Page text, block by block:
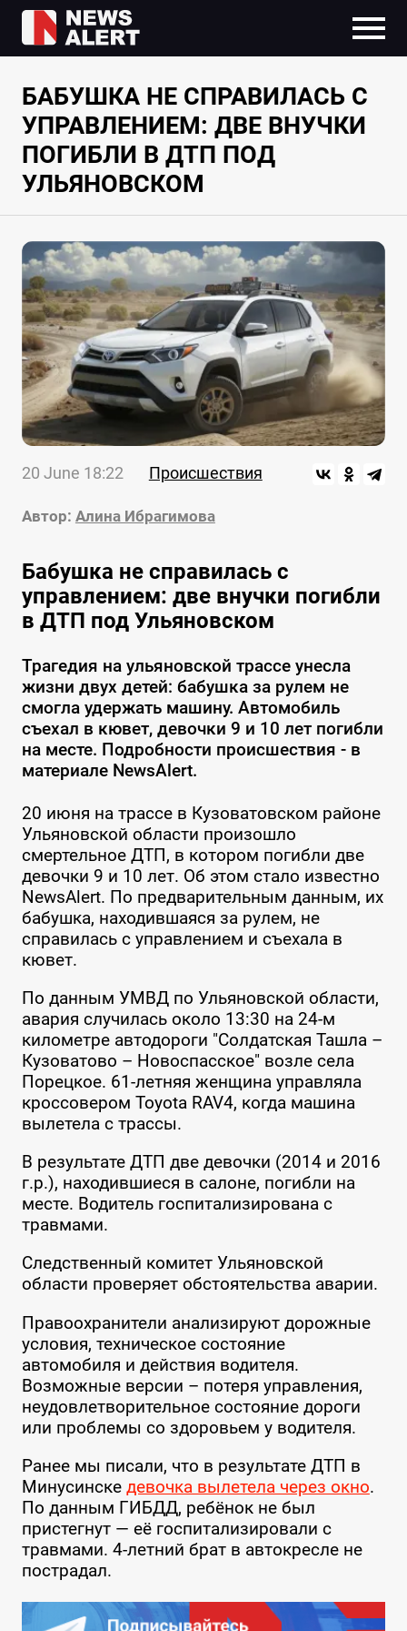
БАБУШКА НЕ СПРАВИЛАСЬ С
УПРАВЛЕНИЕМ: ДВЕ ВНУЧКИ
ПОГИБЛИ В ДТП ПОД
УЛЬЯНОВСКОМ
20 June 18:22 Происшествия
Автор: Алина Ибрагимова
Бабушка не справилась с
управлением: две внучки погибли
в ДТП под Ульяновском
Трагедия на ульяновской трассе унесла
жизни двух детей: бабушка за рулем не
смогла удержать машину. Автомобиль
съехал в кювет, девочки 9 и 10 лет погибли
на месте. Подробности происшествия - в
материале NewsAlert.
20 июня на трассе в Кузоватовском районе
Ульяновской области произошло
смертельное ДТП, в котором погибли две
девочки 9 и 10 лет. Об этом стало известно
NewsAlert. По предварительным данным, их
бабушка, находившаяся за рулем, не
справилась с управлением и съехала в
кювет.
По данным УМВД по Ульяновской области,
авария случилась около 13:30 на 24-м
километре автодороги "Солдатская Ташла –
Кузоватово – Новоспасское" возле села
Порецкое. 61-летняя женщина управляла
кроссовером Toyota RAV4, когда машина
вылетела с трассы.
В результате ДТП две девочки (2014 и 2016
г.р.), находившиеся в салоне, погибли на
месте. Водитель госпитализирована с
травмами.
Следственный комитет Ульяновской
области проверяет обстоятельства аварии.
Правоохранители анализируют дорожные
условия, техническое состояние
автомобиля и действия водителя.
Возможные версии – потеря управления,
неудовлетворительное состояние дороги
или проблемы со здоровьем у водителя.
Ранее мы писали, что в результате ДТП в
Минусинске девочка вылетела через окно.
По данным ГИБДД, ребёнок не был
пристегнут — её госпитализировали с
травмами. 4-летний брат в автокресле не
пострадал.